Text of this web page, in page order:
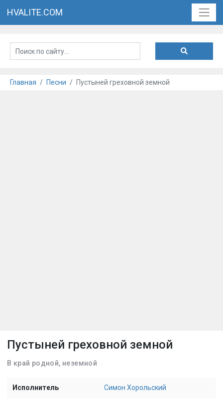
HVALITE.COM
Главная Песни Пустыней греховной земной
Пустыней греховной земной
В край родной, неземной
Исполнитель Симон Хорольский